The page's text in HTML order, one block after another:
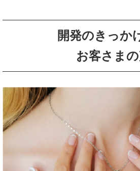
開発のきっか
お客さま